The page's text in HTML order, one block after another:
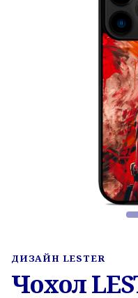
ДИЗАЙН LESTER
Чохол